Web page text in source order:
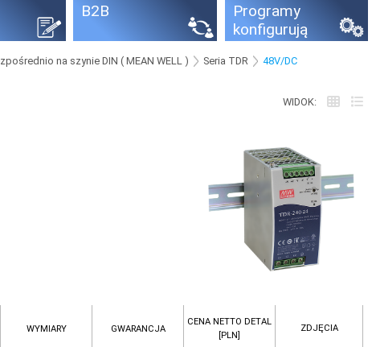
B2B
Programy
konfigurują
na szynie DIN ( MEAN WELL ) Seria TDR 48V/DC
WIDOK:
WYMIARY GWARANCJA
CENA NETTO DETAL
[PLN]
ZDJĘCIA